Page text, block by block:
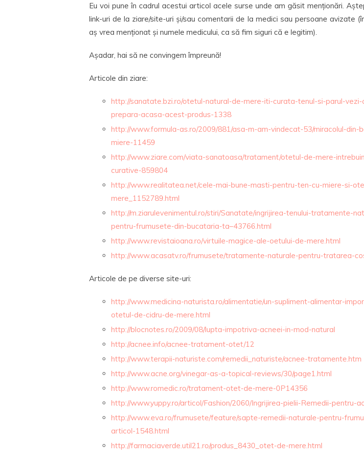
Eu voi pune în cadrul acestui articol acele surse unde am găsit menționări.
link-uri de la ziare/site-uri și/sau comentarii de la medici sau persoane avizate
aș vrea menționat și numele medicului, ca să fim siguri că e legitim).
Așadar, hai să ne convingem împreună!
Articole din ziare:
http://sanatate.bzi.ro/otetul-natural-de-mere-iti-curata-tenul-si-parul-
prepara-acasa-acest-produs-1338
http://www.formula-as.ro/2009/881/asa-m-am-vindecat-53/miracolul-din-
miere-11459
http://www.ziare.com/viata-sanatoasa/tratament/otetul-de-mere-
curative-859804
http://www.realitatea.net/cele-mai-bune-masti-pentru-ten-cu-miere-si-
mere_1152789.html
http://m.ziarulevenimentul.ro/stiri/Sanatate/ingrijirea-tenului-tratamente-
pentru-frumusete-din-bucataria-ta–43766.html
http://www.revistaioana.ro/virtuile-magice-ale-oetului-de-mere.html
http://www.acasatv.ro/frumusete/tratamente-naturale-pentru-tratarea-
Articole de pe diverse site-uri:
http://www.medicina-naturista.ro/alimentatie/un-supliment-alimentar-
otetul-de-cidru-de-mere.html
http://blocnotes.ro/2009/08/lupta-impotriva-acneei-in-mod-natural
http://acnee.info/acnee-tratament-otet/12
http://www.terapii-naturiste.com/remedii_naturiste/acnee-tratamente.htm
http://www.acne.org/vinegar-as-a-topical-reviews/30/page1.html
http://www.romedic.ro/tratament-otet-de-mere-0P14356
http://www.yuppy.ro/articol/Fashion/2060/Ingrijirea-pielii-Remedii-pentru-
http://www.eva.ro/frumusete/feature/sapte-remedii-naturale-pentru-
articol-1548.html
http://farmaciaverde.util21.ro/produs_8430_otet-de-mere.html